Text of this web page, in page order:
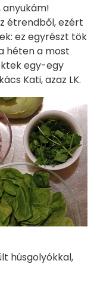
anyukám!
étrendből, ezért
ez egyrészt tök
héten a most
egy-egy
Kati, azaz LK.
húsgolyókkal,